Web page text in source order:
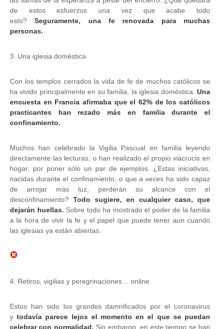
de estos esfuerzos una vez que acabe todo
esto?Seguramente, una fe renovada para muchas
personas.
3. Una iglesia doméstica
Con los templos cerrados la vida de fe de muchos católicos se
ha vivido principalmente en su familia, la iglesia doméstica. Una
encuesta en Francia afirmaba que el 62% de los católicos
practicantes han rezado más en familia durante el
confinamiento.
Muchos han celebrado la Vigilia Pascual en familia leyendo
directamente las lecturas, o han realizado el propio viacrucis en
hogar, por poner sólo un par de ejemplos. ¿Estas iniciativas,
nacidas durante el confinamiento, o que a veces ha sido capaz
de arrojar más luz, perderán su alcance con el
desconfinamiento? Todo sugiere, en cualquier caso, que
dejarán huellas. Sobre todo ha mostrado el poder de la familia
a la hora de vivir la fe y el papel que puede tener aun cuando
las iglesias ya están abiertas.
4. Retiros, vigilias y peregrinaciones… online
Estos han sido los grandes damnificados por el coronavirus
ytodavía parece lejos el momento en el que se puedan
celebrar con normalidad. Sin embargo, en este tiempo se han